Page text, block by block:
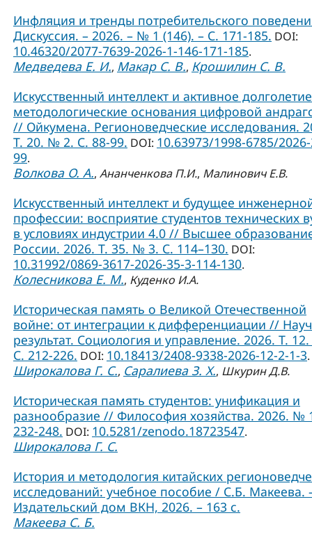
Инфляция и тренды потребительского
Дискуссия. – 2026. – № 1 (146). – С. 171-185. DOI:
10.46320/2077-7639-2026-1-146-171-185.
Медведева Е. И., Макар С. В., Крошилин С. В.
Искусственный интеллект и активное
методологические основания цифровой
// Ойкумена. Регионоведческие исследования.
Т. 20. № 2. С. 88-99. DOI: 10.63973/1998-6785/
99.
Волкова О. А., Ананченкова П.И., Малинович Е.В.
Искусственный интеллект и будущее
профессии: восприятие студентов технических
в условиях индустрии 4.0 // Высшее
России. 2026. Т. 35. № 3. С. 114–130. DOI:
10.31992/0869-3617-2026-35-3-114-130.
Колесникова Е. М., Куденко И.А.
Историческая память о Великой Отечественной
войне: от интеграции к дифференциации //
результат. Социология и управление. 2026. Т.
С. 212-226. DOI: 10.18413/2408-9338-2026-12-2-1-3.
Широкалова Г. С., Саралиева З. Х., Шкурин Д.В.
Историческая память студентов: унификация и
разнообразие // Философия хозяйства. 2026. №
232-248. DOI: 10.5281/zenodo.18723547.
Широкалова Г. С.
История и методология китайских
исследований: учебное пособие / С.Б. Макеева.
Издательский дом ВКН, 2026. – 163 с.
Макеева С. Б.